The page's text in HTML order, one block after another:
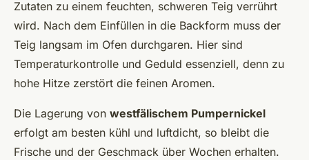
Zutaten zu einem feuchten, schweren Teig verrührt
wird. Nach dem Einfüllen in die Backform muss der
Teig langsam im Ofen durchgaren. Hier sind
Temperaturkontrolle und Geduld essenziell, denn zu
hohe Hitze zerstört die feinen Aromen.
Die Lagerung von westfälischem Pumpernickel
erfolgt am besten kühl und luftdicht, so bleibt die
Frische und der Geschmack über Wochen erhalten.